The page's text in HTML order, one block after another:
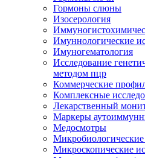
Гормоны слюны
Изосерология
Имуннологические
Имуногематология
Исследование
методом пцр
Коммерческие
Комплексные
Лекарственный
Маркеры
Медосмотры
Микробиологические
Микроскопические